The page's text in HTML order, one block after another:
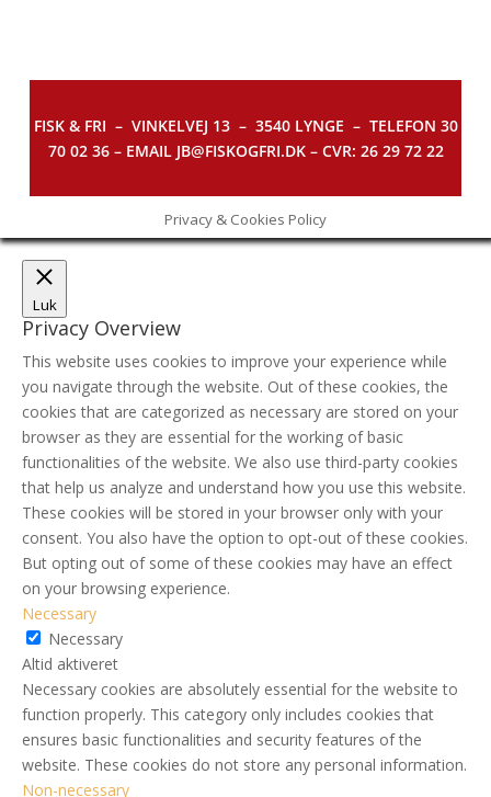
FISK & FRI – VINKELVEJ 13 – 3540 LYNGE – TELEFON 30
70 02 36 – EMAIL JB@FISKOGFRI.DK – CVR: 26 29 72 22
Privacy & Cookies Policy
Luk
Privacy Overview
This website uses cookies to improve your experience while
you navigate through the website. Out of these cookies, the
cookies that are categorized as necessary are stored on your
browser as they are essential for the working of basic
functionalities of the website. We also use third-party cookies
that help us analyze and understand how you use this website.
These cookies will be stored in your browser only with your
consent. You also have the option to opt-out of these cookies.
But opting out of some of these cookies may have an effect
on your browsing experience.
Necessary
Necessary
Altid aktiveret
Necessary cookies are absolutely essential for the website to
function properly. This category only includes cookies that
ensures basic functionalities and security features of the
website. These cookies do not store any personal information.
Non-necessary